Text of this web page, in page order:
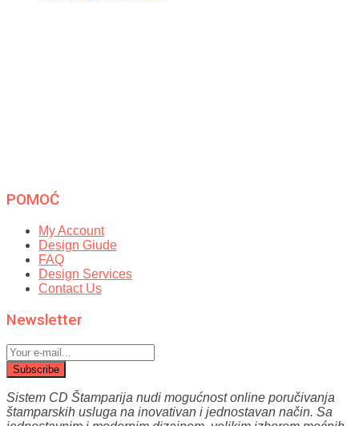
POMOĆ
My Account
Design Giude
FAQ
Design Services
Contact Us
Newsletter
Subscribe
Sistem CD Štamparija nudi mogućnost online poručivanja
štamparskih usluga na inovativan i jednostavan način. Sa